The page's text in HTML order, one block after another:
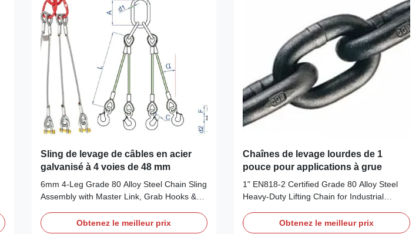
Sling de levage de câbles en acier
galvanisé à 4 voies de 48 mm
6mm 4-Leg Grade 80 Alloy Steel Chain Sling
Assembly with Master Link, Grab Hooks &
Product Overview Here's a professional
Obtenez le meilleur prix
Chaînes de levage lourdes de 1
pouce pour applications à grue
1" EN818-2 Certified Grade 80 Alloy Steel
Heavy-Duty Lifting Chain for Industrial
Here's a revised version of your text: We
Obtenez le meilleur prix